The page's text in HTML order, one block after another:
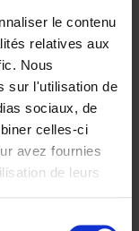
le contenu
relatives aux
Nous
sur l'utilisation de
sociaux, de
celles-ci
avez fournies
de leurs
Beyond